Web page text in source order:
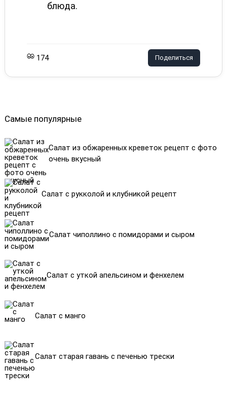
Самые популярные
Салат из обжаренных креветок рецепт с фото
очень вкусный
Салат с рукколой и клубникой рецепт
Салат чиполлино с помидорами и сыром
Салат с уткой апельсином и фенхелем
Салат с манго
Салат старая гавань с печенью трески
блюда.
174 Поделиться